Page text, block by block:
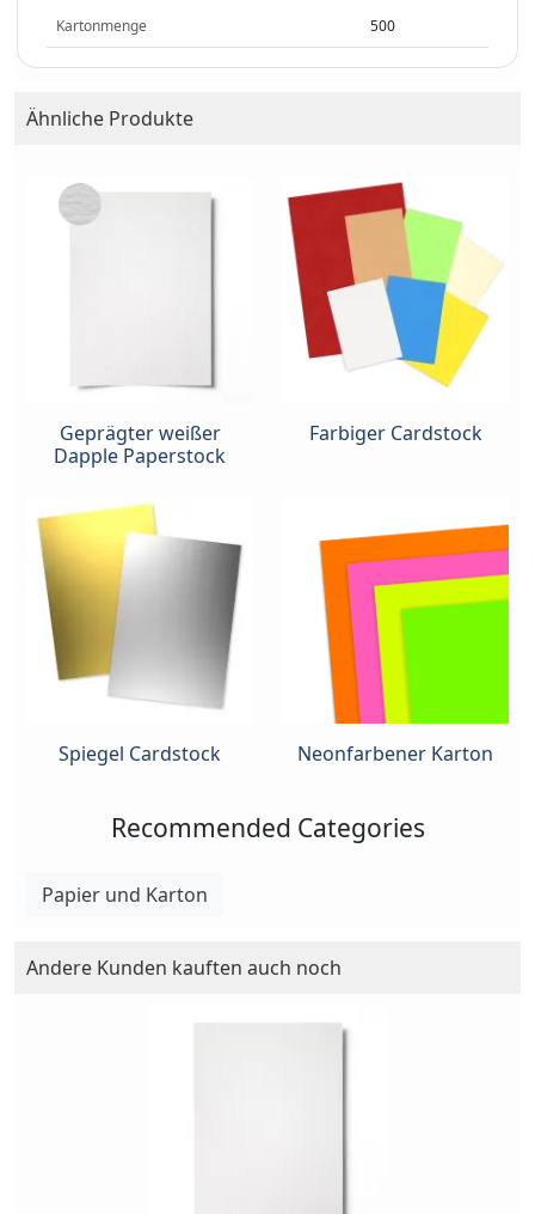
Kartonmenge 500
Ähnliche Produkte
Geprägter weißer
Dapple Paperstock
Farbiger Cardstock
Spiegel Cardstock Neonfarbener Karton
Recommended Categories
Papier und Karton
Andere Kunden kauften auch noch